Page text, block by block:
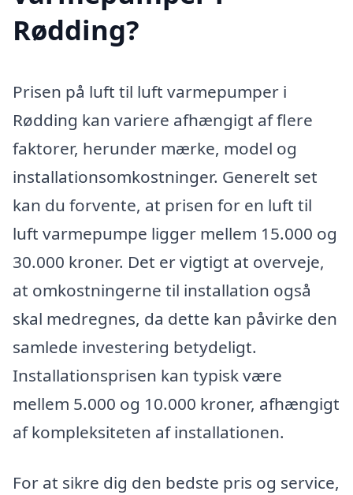
Rødding?
Prisen på luft til luft varmepumper i
Rødding kan variere afhængigt af flere
faktorer, herunder mærke, model og
installationsomkostninger. Generelt set
kan du forvente, at prisen for en luft til
luft varmepumpe ligger mellem 15.000 og
30.000 kroner. Det er vigtigt at overveje,
at omkostningerne til installation også
skal medregnes, da dette kan påvirke den
samlede investering betydeligt.
Installationsprisen kan typisk være
mellem 5.000 og 10.000 kroner, afhængigt
af kompleksiteten af installationen.
For at sikre dig den bedste pris og service,